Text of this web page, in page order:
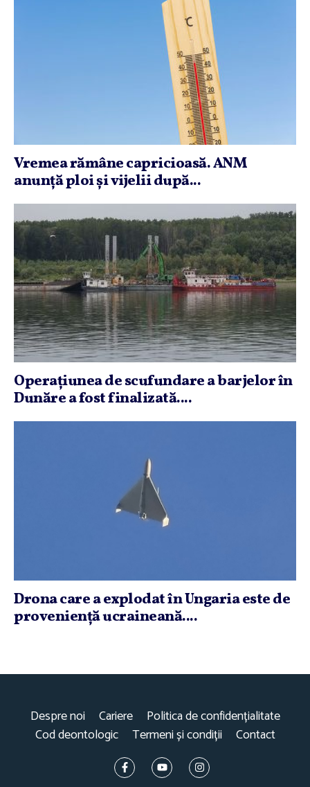
Vremea rămâne capricioasă. ANM
anunţă ploi şi vijelii după...
Operaţiunea de scufundare a barjelor în
Dunăre a fost finalizată....
Drona care a explodat în Ungaria este de
provenienţă ucraineană....
Despre noi Cariere
Politica de confidențialitate
Cod deontologic
Termeni și condiții Contact